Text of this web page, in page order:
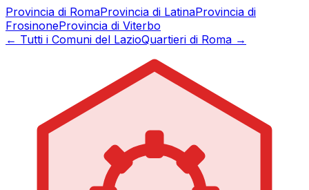
Provincia di RomaProvincia di LatinaProvincia di
FrosinoneProvincia di Viterbo
← Tutti i Comuni del LazioQuartieri di Roma →